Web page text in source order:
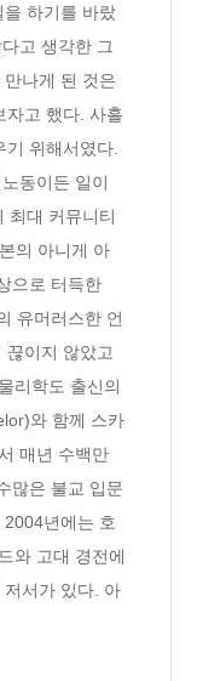
하기를 바랐
고 생각한 그
나게 된 것은
자고 했다. 사흘
위해서였다.
동이든 일이
최대 커뮤니티
의 아니게 아
으로 터득한
유머러스한 언
이지 않았고
리학도 출신의
와 함께 스카
매년 수백만
많은 불교 입문
년에는 호
와 고대 경전에
서가 있다. 아